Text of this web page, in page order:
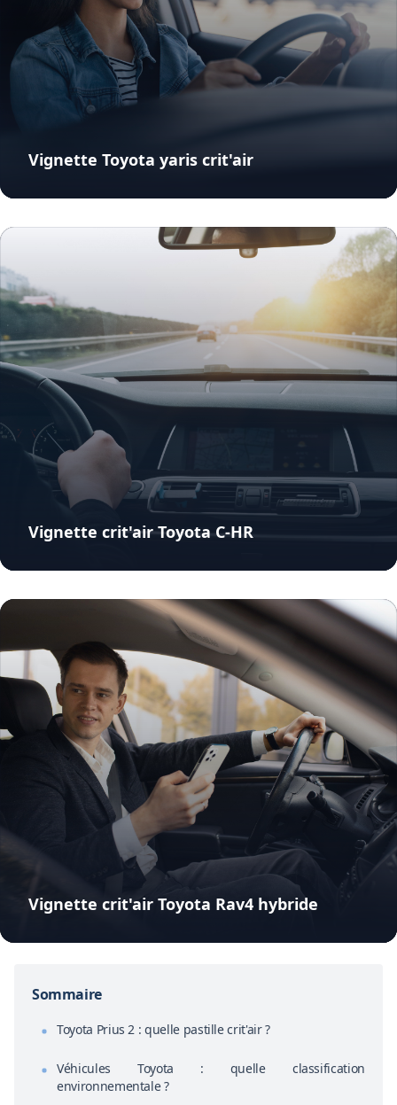
Vignette Toyota yaris crit'air
Vignette crit'air Toyota C-HR
Vignette crit'air Toyota Rav4 hybride
Sommaire
Toyota Prius 2 : quelle pastille crit'air ?
Véhicules Toyota : quelle classification
environnementale ?